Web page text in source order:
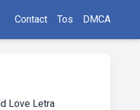
Contact Tos DMCA
Love Letra